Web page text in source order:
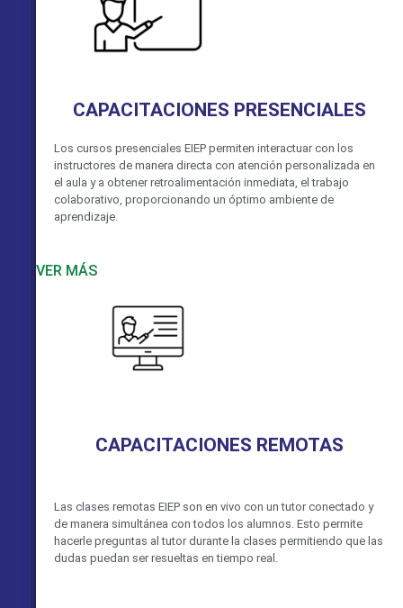
CAPACITACIONES PRESENCIALES
Los cursos presenciales EIEP permiten interactuar con los
instructores de manera directa con atención personalizada en
el aula y a obtener retroalimentación inmediata, el trabajo
colaborativo, proporcionando un óptimo ambiente de
aprendizaje.
VER MÁS
CAPACITACIONES REMOTAS
Las clases remotas EIEP son en vivo con un tutor conectado y
de manera simultánea con todos los alumnos. Esto permite
hacerle preguntas al tutor durante la clases permitiendo que las
dudas puedan ser resueltas en tiempo real.